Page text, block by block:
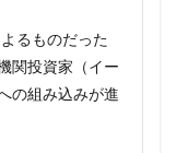
るものだった
関投資家（イー
の組み込みが進